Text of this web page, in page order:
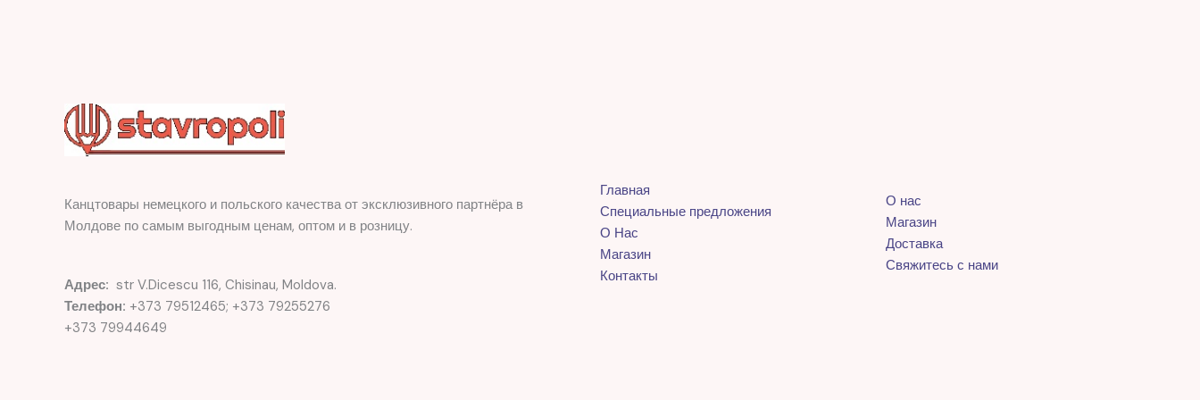
Канцтовары немецкого и польского качества от эксклюзивного партнёра в
Молдове по самым выгодным ценам, оптом и в розницу.
Адрес: str V.Dicescu 116, Chisinau, Moldova.
Телефон: +373 79512465; +373 79255276
+373 79944649
Главная
Специальные предложения
О Нас
Магазин
Контакты
О нас
Магазин
Доставка
Свяжитесь с нами